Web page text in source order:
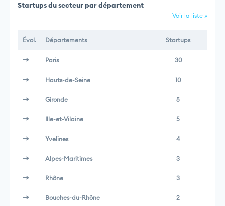
Startups du secteur par département
Voir la liste »
Évol. Départements Startups
Paris 30
Hauts-de-Seine 10
Gironde 5
Ille-et-Vilaine 5
Yvelines 4
Alpes-Maritimes 3
Rhône 3
Bouches-du-Rhône 2